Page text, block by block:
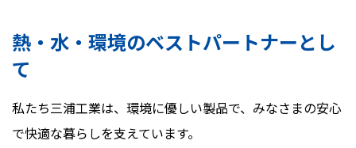
熱・水・環境のベストパートナーとし
て
私たち三浦工業は、環境に優しい製品で、みなさまの安心
で快適な暮らしを支えています。